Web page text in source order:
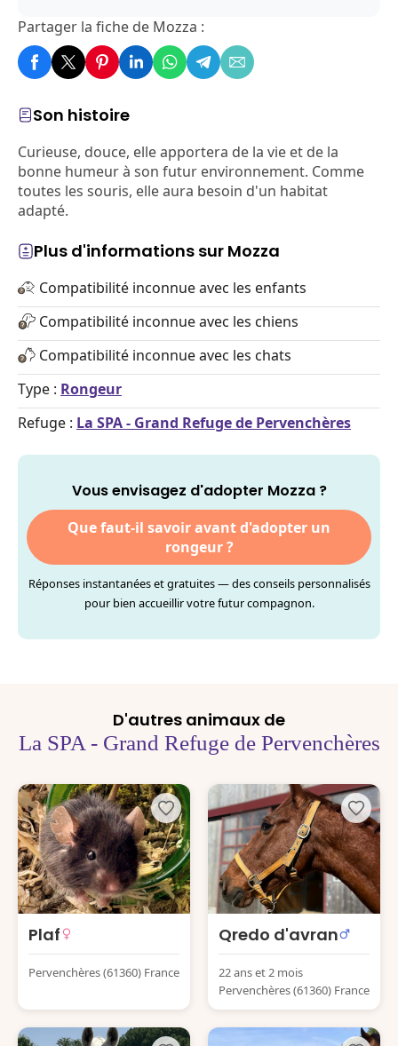
Son histoire
Curieuse, douce, elle apportera de la vie et de la
bonne humeur à son futur environnement. Comme
toutes les souris, elle aura besoin d'un habitat
adapté.
Plus d'informations sur Mozza
Compatibilité inconnue avec les enfants
Compatibilité inconnue avec les chiens
Compatibilité inconnue avec les chats
Type : Rongeur
Refuge : La SPA - Grand Refuge de Pervenchères
Vous envisagez d'adopter Mozza ?
Que faut-il savoir avant d'adopter un
rongeur ?
Réponses instantanées et gratuites — des conseils personnalisés
pour bien accueillir votre futur compagnon.
Partager la fiche de Mozza :
D'autres animaux de
La SPA - Grand Refuge de Pervenchères
Plaf
Pervenchères (61360) France
Qredo d'avran
22 ans et 2 mois
Pervenchères (61360) France